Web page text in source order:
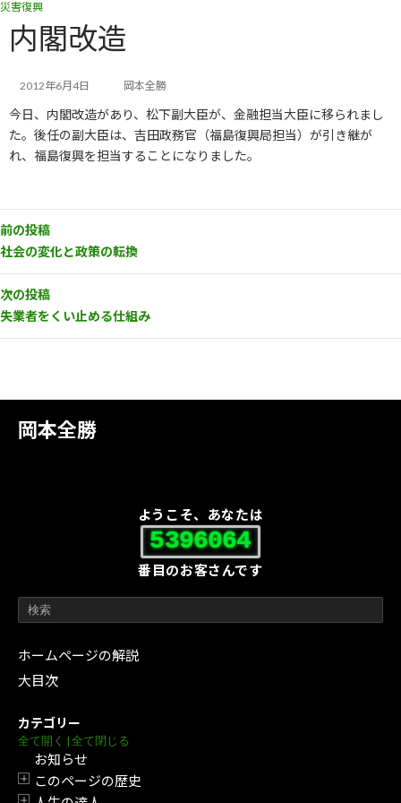
コ
ス
キ
ッ
ナ
ン
に
移
岡本全勝
ようこそ、あなたは
5396064
番目のお客さんです
ホームページの解説
大目次
カテゴリー
全て開く | 全て閉じる
お知らせ
開閉
このページの歴史
災害復興
内閣改造
2012年6月4日 岡本全勝
今日、内閣改造があり、松下副大臣が、金融担当大臣に移られまし
た。後任の副大臣は、吉田政務官（福島復興局担当）が引き継が
れ、福島復興を担当することになりました。
前の投稿
社会の変化と政策の転換
次の投稿
失業者をくい止める仕組み